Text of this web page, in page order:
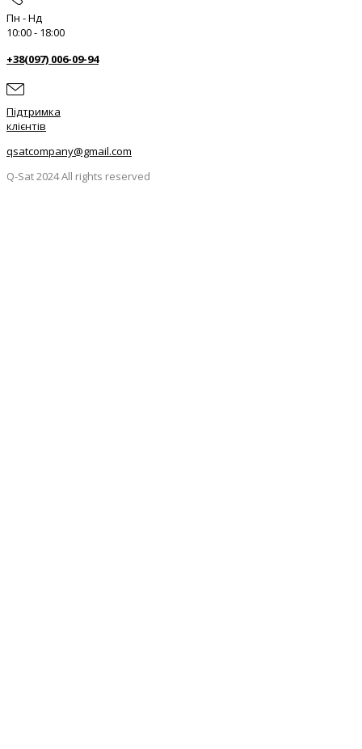
Пн - Нд
10:00 - 18:00
+38(097) 006-09-94
Підтримка
клієнтів
qsatcompany@gmail.com
Q-Sat 2024 All rights reserved